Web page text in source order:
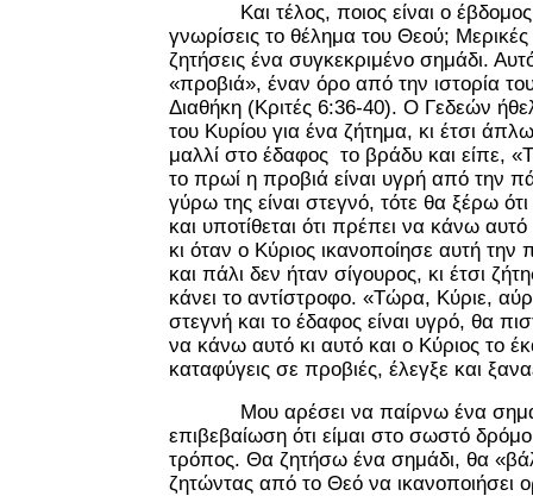
Και τέλος, ποιος είναι ο έβδομος
γνωρίσεις το θέλημα του Θεού;
ζητήσεις ένα συγκεκριμένο σημάδι.
«προβιά», έναν όρο από την ιστορία
Διαθήκη (Κριτές 6:36-40). Ο Γεδεών
του Κυρίου για ένα ζήτημα, κι έτσι
μαλλί στο έδαφος το βράδυ και είπε,
το πρωί η προβιά είναι υγρή από την
γύρω της είναι στεγνό, τότε θα ξέρω
και υποτίθεται ότι πρέπει να κάνω
κι όταν ο Κύριος ικανοποίησε αυτή
και πάλι δεν ήταν σίγουρος, κι έτσι
κάνει το αντίστροφο. «Τώρα, Κύριε,
στεγνή και το έδαφος είναι υγρό, θα
να κάνω αυτό κι αυτό και ο Κύριος το
καταφύγεις σε προβιές, έλεγξε και
Μου αρέσει να παίρνω ένα
επιβεβαίωση ότι είμαι στο σωστό δρόμο
τρόπος. Θα ζητήσω ένα σημάδι, θα
ζητώντας από το Θεό να ικανοποιήσει